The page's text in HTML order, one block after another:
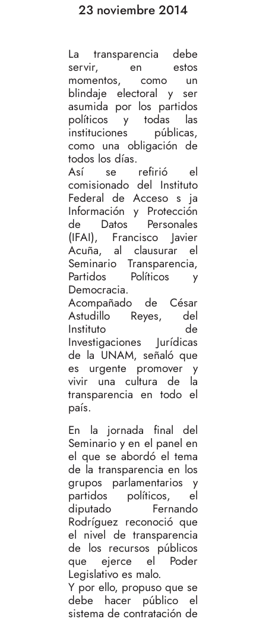
23 noviembre 2014
La transparencia debe
servir, en estos
momentos, como un
blindaje electoral y ser
asumida por los partidos
políticos y todas las
instituciones públicas,
como una obligación de
todos los días.
Así se refirió el
comisionado del Instituto
Federal de Acceso s ja
Información y Protección
de Datos Personales
(IFAI), Francisco Javier
Acuña, al clausurar el
Seminario Transparencia,
Partidos Políticos y
Democracia.
Acompañado de César
Astudillo Reyes, del
Instituto de
Investigaciones Jurídicas
de la UNAM, señaló que
es urgente promover y
vivir una cultura de la
transparencia en todo el
país.
En la jornada final del
Seminario y en el panel en
el que se abordó el tema
de la transparencia en los
grupos parlamentarios y
partidos políticos, el
diputado Fernando
Rodríguez reconoció que
el nivel de transparencia
de los recursos públicos
que ejerce el Poder
Legislativo es malo.
Y por ello, propuso que se
debe hacer público el
sistema de contratación de